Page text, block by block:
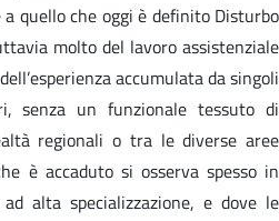
quello che oggi è definito Disturbo
molto del lavoro assistenziale
accumulata da singoli
senza un funzionale tessuto di
regionali o tra le diverse aree
è accaduto si osserva spesso in
alta specializzazione, e dove le